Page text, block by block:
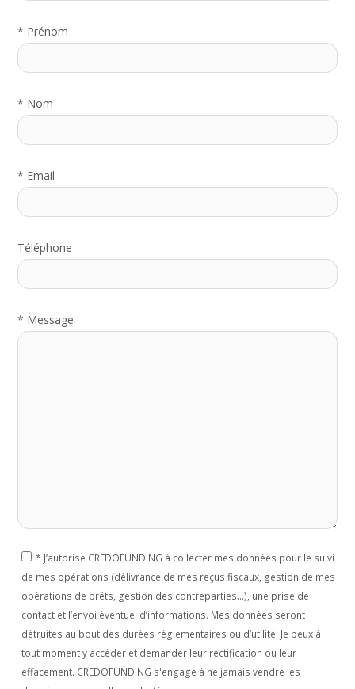
* Prénom
* Nom
* Email
Téléphone
* Message
* J’autorise CREDOFUNDING à collecter mes données pour le suivi
de mes opérations (délivrance de mes reçus fiscaux, gestion de mes
opérations de prêts, gestion des contreparties...), une prise de
contact et l’envoi éventuel d’informations. Mes données seront
détruites au bout des durées règlementaires ou d’utilité. Je peux à
tout moment y accéder et demander leur rectification ou leur
effacement. CREDOFUNDING s'engage à ne jamais vendre les